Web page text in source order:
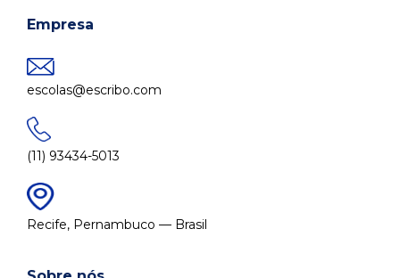
Empresa
escolas@escribo.com
(11) 93434-5013
Recife, Pernambuco — Brasil